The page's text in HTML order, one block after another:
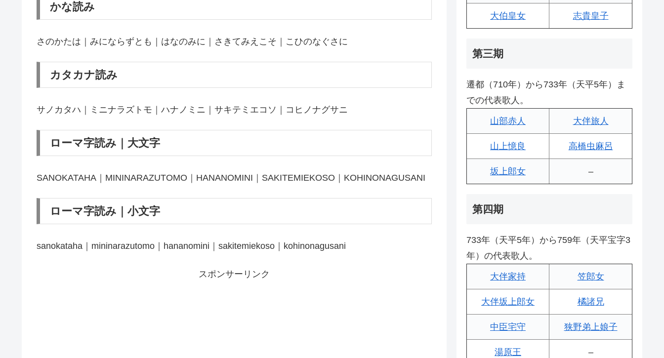
かな読み
さのかたは｜みにならずとも｜はなのみに｜さきてみえこそ｜こひのなぐさに
カタカナ読み
サノカタハ｜ミニナラズトモ｜ハナノミニ｜サキテミエコソ｜コヒノナグサニ
ローマ字読み｜大文字
SANOKATAHA｜MININARAZUTOMO｜HANANOMINI｜SAKITEMIEKOSO｜KOHINONAGUSANI
ローマ字読み｜小文字
sanokataha｜mininarazutomo｜hananomini｜sakitemiekoso｜kohinonagusani
スポンサーリンク
大伯皇女 志貴皇子
第三期
遷都（710年）から733年（天平5年）ま
での代表歌人。
山部赤人 大伴旅人
山上憶良 高橋虫麻呂
坂上郎女 –
第四期
733年（天平5年）から759年（天平宝字3
年）の代表歌人。
大伴家持 笠郎女
大伴坂上郎女 橘諸兄
中臣宅守 狭野弟上娘子
湯原王 –